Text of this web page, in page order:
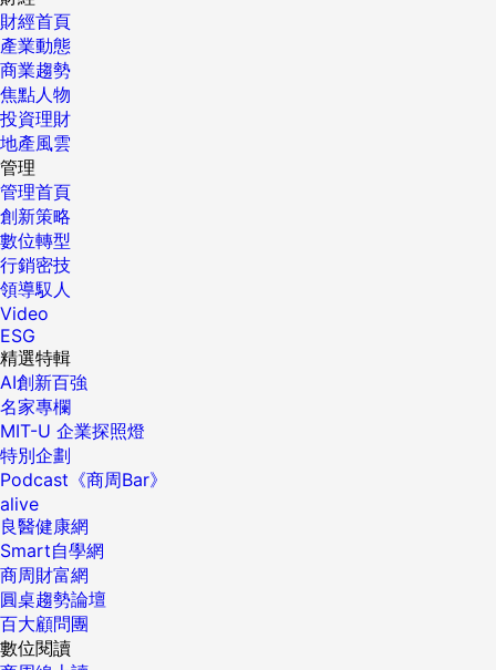
財經首頁
產業動態
商業趨勢
焦點人物
投資理財
地產風雲
管理
管理首頁
創新策略
數位轉型
行銷密技
領導馭人
Video
ESG
精選特輯
AI創新百強
名家專欄
MIT-U 企業探照燈
特別企劃
Podcast《商周Bar》
alive
良醫健康網
Smart自學網
商周財富網
圓桌趨勢論壇
百大顧問團
數位閱讀